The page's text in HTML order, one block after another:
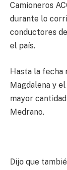
Camioneros
durante lo
conductores
el país.
Hasta la fecha
Magdalena y
mayor
Medrano.
Dijo que